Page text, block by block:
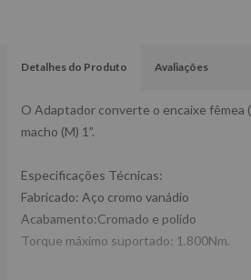
Detalhes do Produto Avaliações
O Adaptador converte o encaixe fêmea
macho (M) 1”.
Especificações Técnicas:
Fabricado: Aço cromo vanádio
Acabamento:Cromado e polido
Torque máximo suportado: 1.800Nm.